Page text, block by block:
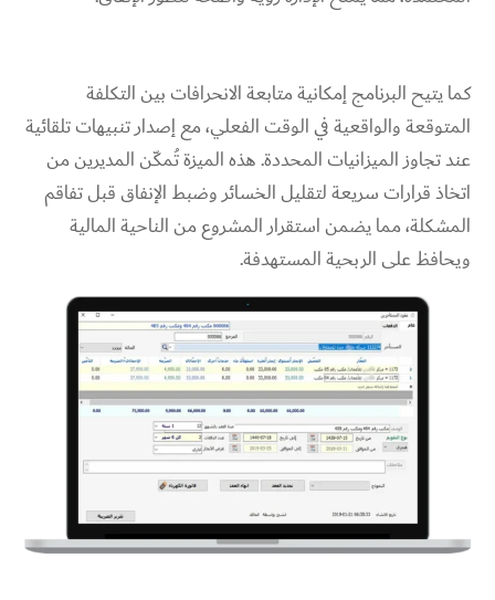
كما يتيح البرنامج إمكانية متابعة الانحرافات بين التكلفة
المتوقعة والواقعية في الوقت الفعلي، مع إصدار تنبيهات تلقائية
عند تجاوز الميزانيات المحددة. هذه الميزة تُمكّن المديرين من
اتخاذ قرارات سريعة لتقليل الخسائر وضبط الإنفاق قبل تفاقم
المشكلة، مما يضمن استقرار المشروع من الناحية المالية
ويحافظ على الربحية المستهدفة.